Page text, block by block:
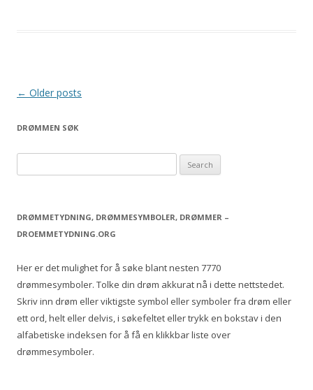
Post
← Older posts
DRØMMEN SØK
e
r
c
f
o
r
DRØMMETYDNING, DRØMMESYMBOLER, DRØMMER –
DROEMMETYDNING.ORG
Her er det mulighet for å søke blant nesten 7770
drømmesymboler. Tolke din drøm akkurat nå i dette nettstedet.
Skriv inn drøm eller viktigste symbol eller symboler fra drøm eller
ett ord, helt eller delvis, i søkefeltet eller trykk en bokstav i den
alfabetiske indeksen for å få en klikkbar liste over
drømmesymboler.